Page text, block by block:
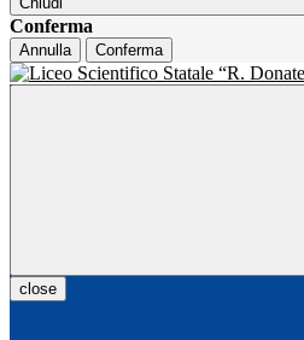
Conferma
Annulla Conferma
close